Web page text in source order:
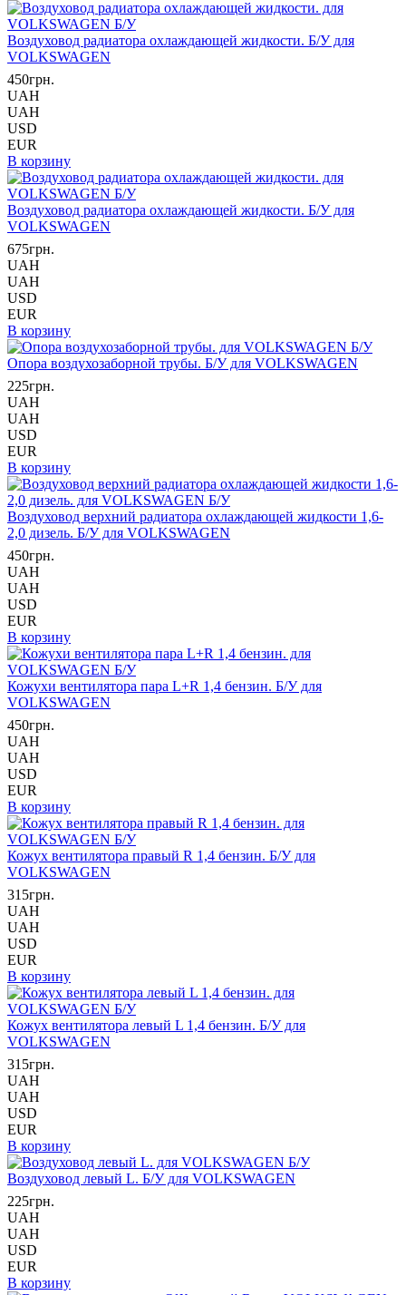
Воздуховод радиатора охлаждающей жидкости. Б/У для
VOLKSWAGEN
450грн.
UAH
UAH
USD
EUR
В корзину
Воздуховод радиатора охлаждающей жидкости. Б/У для
VOLKSWAGEN
675грн.
UAH
UAH
USD
EUR
В корзину
Опора воздухозаборной трубы. Б/У для VOLKSWAGEN
225грн.
UAH
UAH
USD
EUR
В корзину
Воздуховод верхний радиатора охлаждающей жидкости 1,6-
2,0 дизель. Б/У для VOLKSWAGEN
450грн.
UAH
UAH
USD
EUR
В корзину
Кожухи вентилятора пара L+R 1,4 бензин. Б/У для
VOLKSWAGEN
450грн.
UAH
UAH
USD
EUR
В корзину
Кожух вентилятора правый R 1,4 бензин. Б/У для
VOLKSWAGEN
315грн.
UAH
UAH
USD
EUR
В корзину
Кожух вентилятора левый L 1,4 бензин. Б/У для
VOLKSWAGEN
315грн.
UAH
UAH
USD
EUR
В корзину
Воздуховод левый L. Б/У для VOLKSWAGEN
225грн.
UAH
UAH
USD
EUR
В корзину